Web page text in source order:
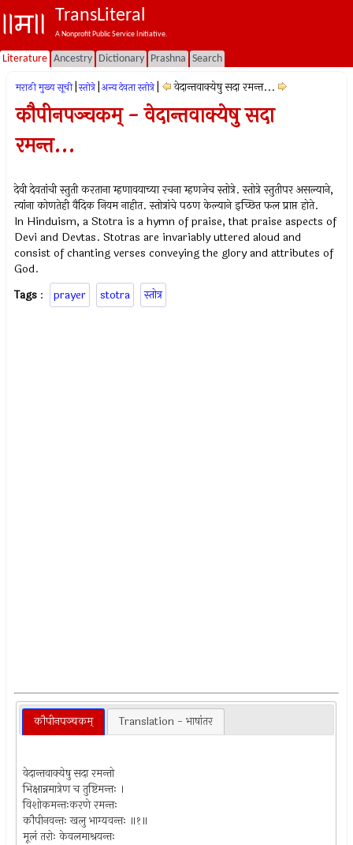
TransLiteral
A Nonprofit Public Service Initiative.
Literature Ancestry Dictionary Prashna Search
मराठी मुख्य सूची स्तोत्रे अन्य देवता स्तोत्रे वेदान्तवाक्येषु सदा रमन्त...
कौपीनपञ्चकम् - वेदान्तवाक्येषु सदा
रमन्त...
देवी देवतांची स्तुती करताना म्हणावयाच्या रचना म्हणजेच स्तोत्रे. स्तोत्रे स्तुतीपर असल्याने,
त्यांना कोणतेही वैदिक नियम नाहीत. स्तोत्रांचे पठण केल्याने इच्छित फल प्राप्त होते.
In Hinduism, a Stotra is a hymn of praise, that praise aspects of
Devi and Devtas. Stotras are invariably uttered aloud and
consist of chanting verses conveying the glory and attributes of
God.
Tags : prayer stotra स्तोत्र
कौपीनपञ्चकम् Translation - भाषांतर
वेदान्तवाक्येषु सदा रमन्तो
भिक्षान्नमात्रेण च तुष्टिमन्तः ।
विशोकमन्तःकरणे रमन्तः
कौपीनवन्तः खलु भाग्यवन्तः ॥१॥
मूलं तरोः केवलमाश्रयन्तः